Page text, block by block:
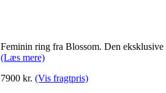
Feminin ring fra Blossom. Den
(Læs mere)
7900 kr. (Vis fragtpris)